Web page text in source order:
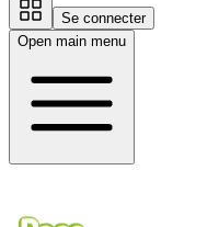
Se connecter
Open main menu